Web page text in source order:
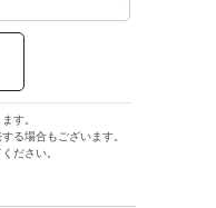
す。
る場合もございます。
ださい。